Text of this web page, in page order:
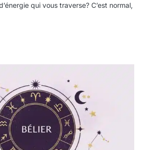
qui vous traverse? C’est normal,